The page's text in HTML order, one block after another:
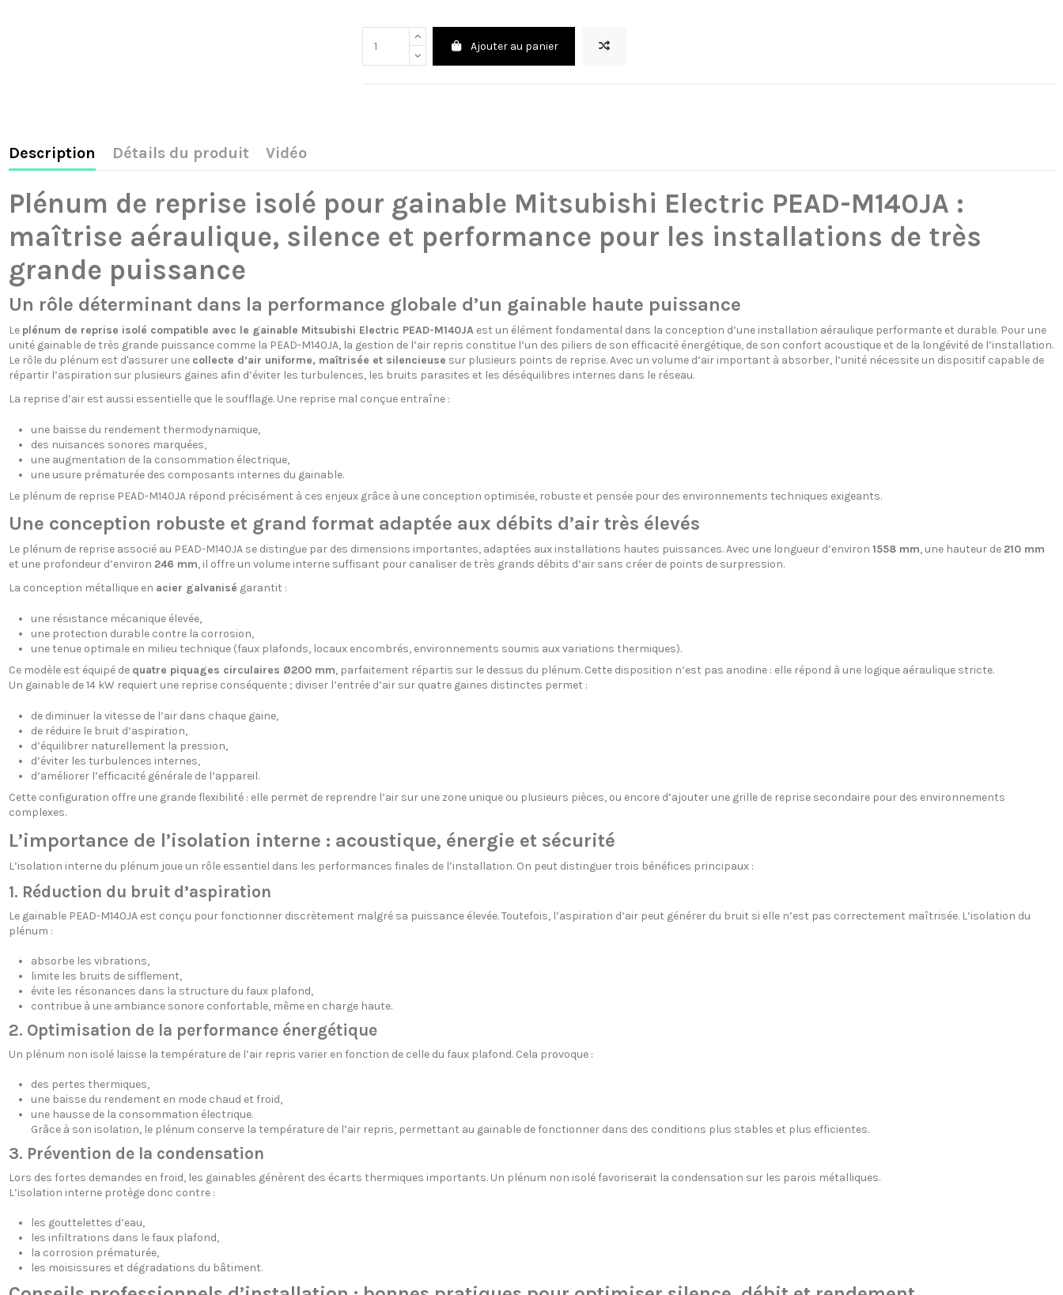
Ajouter au panier
Description Détails du produit Vidéo
Plénum de reprise isolé pour gainable Mitsubishi Electric PEAD-M140JA :
maîtrise aéraulique, silence et performance pour les installations de très
grande puissance
Un rôle déterminant dans la performance globale d’un gainable haute puissance
Le plénum de reprise isolé compatible avec le gainable Mitsubishi Electric PEAD-M140JAest un élément fondamental dans la conception d’une installation aéraulique performante et durable. Pour une
unité gainable de très grande puissance comme la PEAD-M140JA, la gestion de l’air repris constitue l’un des piliers de son efficacité énergétique, de son confort acoustique et de la longévité de l’installation.
Le rôle du plénum est d'assurer une collecte d’air uniforme, maîtrisée et silencieuse sur plusieurs points de reprise. Avec un volume d’air important à absorber, l’unité nécessite un dispositif capable de
répartir l’aspiration sur plusieurs gaines afin d’éviter les turbulences, les bruits parasites et les déséquilibres internes dans le réseau.
La reprise d’air est aussi essentielle que le soufflage. Une reprise mal conçue entraîne :
une baisse du rendement thermodynamique,
des nuisances sonores marquées,
une augmentation de la consommation électrique,
une usure prématurée des composants internes du gainable.
Le plénum de reprise PEAD-M140JA répond précisément à ces enjeux grâce à une conception optimisée, robuste et pensée pour des environnements techniques exigeants.
Une conception robuste et grand format adaptée aux débits d’air très élevés
Le plénum de reprise associé au PEAD-M140JA se distingue par des dimensions importantes, adaptées aux installations hautes puissances. Avec une longueur d’environ 1558 mm, une hauteur de 210 mm
et une profondeur d’environ 246 mm, il offre un volume interne suffisant pour canaliser de très grands débits d’air sans créer de points de surpression.
La conception métallique en acier galvanisé garantit :
une résistance mécanique élevée,
une protection durable contre la corrosion,
une tenue optimale en milieu technique (faux plafonds, locaux encombrés, environnements soumis aux variations thermiques).
Ce modèle est équipé de quatre piquages circulaires Ø200 mm, parfaitement répartis sur le dessus du plénum. Cette disposition n’est pas anodine : elle répond à une logique aéraulique stricte.
Un gainable de 14 kW requiert une reprise conséquente ; diviser l’entrée d’air sur quatre gaines distinctes permet :
de diminuer la vitesse de l’air dans chaque gaine,
de réduire le bruit d’aspiration,
d’équilibrer naturellement la pression,
d’éviter les turbulences internes,
d’améliorer l’efficacité générale de l’appareil.
Cette configuration offre une grande flexibilité : elle permet de reprendre l’air sur une zone unique ou plusieurs pièces, ou encore d’ajouter une grille de reprise secondaire pour des environnements
complexes.
L’importance de l’isolation interne : acoustique, énergie et sécurité
L’isolation interne du plénum joue un rôle essentiel dans les performances finales de l’installation. On peut distinguer trois bénéfices principaux :
1. Réduction du bruit d’aspiration
Le gainable PEAD-M140JA est conçu pour fonctionner discrètement malgré sa puissance élevée. Toutefois, l’aspiration d’air peut générer du bruit si elle n’est pas correctement maîtrisée. L’isolation du
plénum :
absorbe les vibrations,
limite les bruits de sifflement,
évite les résonances dans la structure du faux plafond,
contribue à une ambiance sonore confortable, même en charge haute.
2. Optimisation de la performance énergétique
Un plénum non isolé laisse la température de l’air repris varier en fonction de celle du faux plafond. Cela provoque :
des pertes thermiques,
une baisse du rendement en mode chaud et froid,
une hausse de la consommation électrique.
Grâce à son isolation, le plénum conserve la température de l’air repris, permettant au gainable de fonctionner dans des conditions plus stables et plus efficientes.
3. Prévention de la condensation
Lors des fortes demandes en froid, les gainables génèrent des écarts thermiques importants. Un plénum non isolé favoriserait la condensation sur les parois métalliques.
L’isolation interne protège donc contre :
les gouttelettes d’eau,
les infiltrations dans le faux plafond,
la corrosion prématurée,
les moisissures et dégradations du bâtiment.